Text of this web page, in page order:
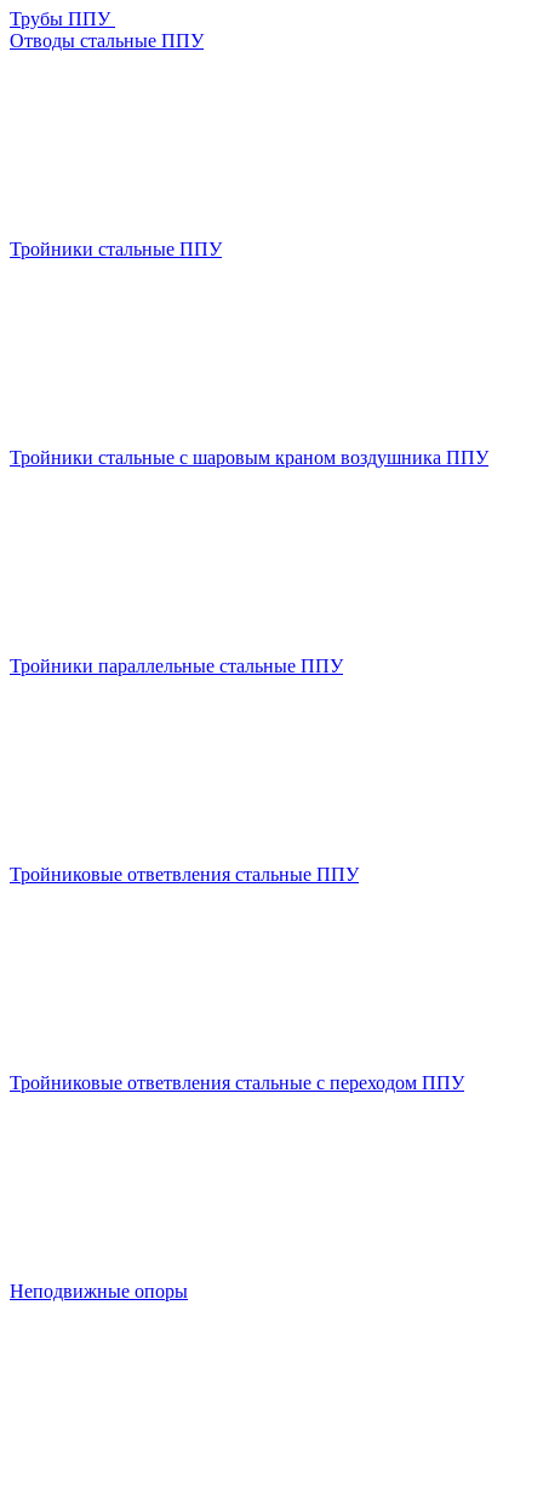
Трубы ППУ
Отводы стальные ППУ
Тройники стальные ППУ
Тройники стальные с шаровым краном воздушника ППУ
Тройники параллельные стальные ППУ
Тройниковые ответвления стальные ППУ
Тройниковые ответвления стальные с переходом ППУ
Неподвижные опоры